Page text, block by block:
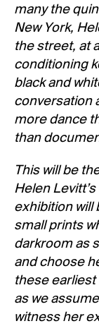
many the
New York,
the street, at
conditioning
black and
conversation
more dance
than
This will be
Helen
exhibition will
small prints
darkroom as
and choose
these earliest
as we
witness her